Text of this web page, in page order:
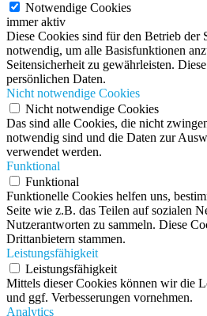
Notwendige Cookies
immer aktiv
Diese Cookies sind für den Betrieb der
notwendig, um alle Basisfunktionen
Seitensicherheit zu gewährleisten.
persönlichen Daten.
Nicht notwendige Cookies
Nicht notwendige Cookies
Das sind alle Cookies, die nicht
notwendig sind und die Daten zur
verwendet werden.
Funktional
Funktional
Funktionelle Cookies helfen uns,
Seite wie z.B. das Teilen auf sozialen
Nutzerantworten zu sammeln. Diese
Drittanbietern stammen.
Leistungsfähigkeit
Leistungsfähigkeit
Mittels dieser Cookies können wir die
und ggf. Verbesserungen vornehmen.
Analytics